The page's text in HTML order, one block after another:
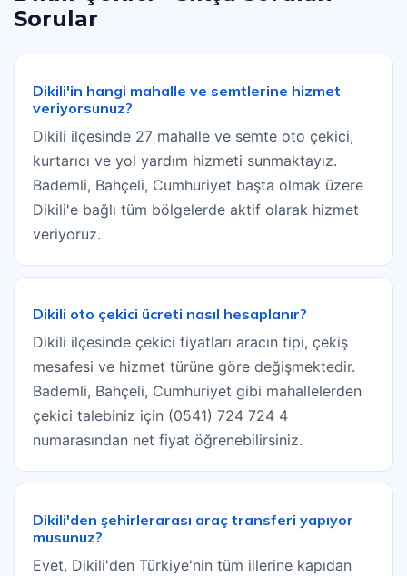
Sorular
Dikili'in hangi mahalle ve semtlerine hizmet
veriyorsunuz?
Dikili ilçesinde 27 mahalle ve semte oto çekici,
kurtarıcı ve yol yardım hizmeti sunmaktayız.
Bademli, Bahçeli, Cumhuriyet başta olmak üzere
Dikili'e bağlı tüm bölgelerde aktif olarak hizmet
veriyoruz.
Dikili oto çekici ücreti nasıl hesaplanır?
Dikili ilçesinde çekici fiyatları aracın tipi, çekiş
mesafesi ve hizmet türüne göre değişmektedir.
Bademli, Bahçeli, Cumhuriyet gibi mahallelerden
çekici talebiniz için (0541) 724 724 4
numarasından net fiyat öğrenebilirsiniz.
Dikili'den şehirlerarası araç transferi yapıyor
musunuz?
Evet, Dikili'den Türkiye'nin tüm illerine kapıdan